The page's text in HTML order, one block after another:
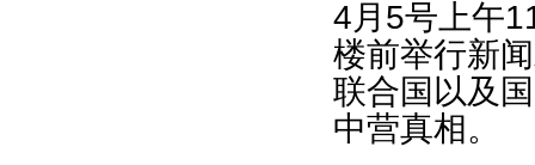
4月5号上午
楼前举行新
联合国以及
中营真相。